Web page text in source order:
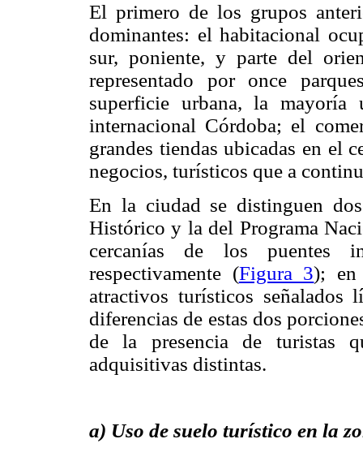
El primero de los grupos
dominantes: el habitacional
sur, poniente, y parte del
representado por once
superficie urbana, la
internacional Córdoba; el
grandes tiendas ubicadas en el
negocios, turísticos que a
En la ciudad se distinguen
Histórico y la del Programa
cercanías de los puentes
respectivamente (Figura 3); en
atractivos turísticos señalados
diferencias de estas dos
de la presencia de turistas
adquisitivas distintas.
a) Uso de suelo turístico en la